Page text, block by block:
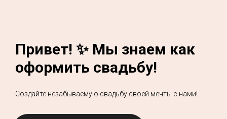
Привет! ✨ Мы знаем как
оформить свадьбу!
Создайте незабываемую свадьбу своей мечты с нами!